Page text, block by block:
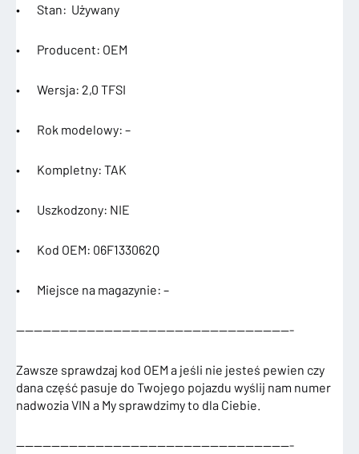
• Stan: Używany
• Producent: OEM
• Wersja: 2,0 TFSI
• Rok modelowy: –
• Kompletny: TAK
• Uszkodzony: NIE
• Kod OEM: 06F133062Q
• Miejsce na magazynie: –
———————————————————————————————-
Zawsze sprawdzaj kod OEM a jeśli nie jesteś pewien czy
dana część pasuje do Twojego pojazdu wyślij nam numer
nadwozia VIN a My sprawdzimy to dla Ciebie.
———————————————————————————————-